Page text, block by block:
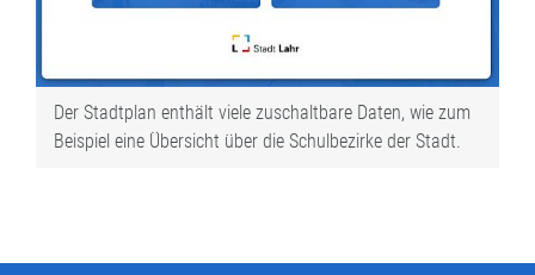
Der Stadtplan enthält viele zuschaltbare Daten, wie zum
Beispiel eine Übersicht über die Schulbezirke der Stadt.